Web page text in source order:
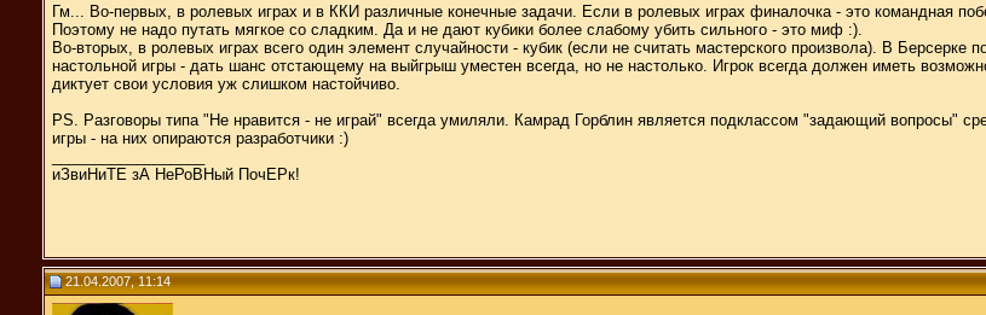
Гм... Во-первых, в ролевых играх и в ККИ различные конечные задачи. Если в ролевых играх финалочка - это командная
Поэтому не надо путать мягкое со сладким. Да и не дают кубики более слабому убить сильного - это миф :).
Во-вторых, в ролевых играх всего один элемент случайности - кубик (если не считать мастерского произвола). В
настольной игры - дать шанс отстающему на выйгрыш уместен всегда, но не настолько. Игрок всегда должен иметь
диктует свои условия уж слишком настойчиво.
PS. Разговоры типа "Не нравится - не играй" всегда умиляли. Камрад Горблин является подклассом "задающий вопросы"
игры - на них опираются разработчики :)
иЗвиНиТЕ зА НеРоВНый ПочЕРк!
21.04.2007, 11:14